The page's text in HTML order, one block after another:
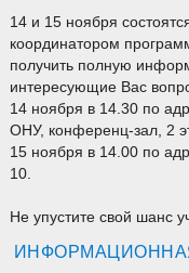
14 и 15 ноября
координатором
получить полную
интересующие Вас
14 ноября в 14.30 по
ОНУ, конференц-зал, 2
15 ноября в 14.00 по
10.
Не упустите свой шанс